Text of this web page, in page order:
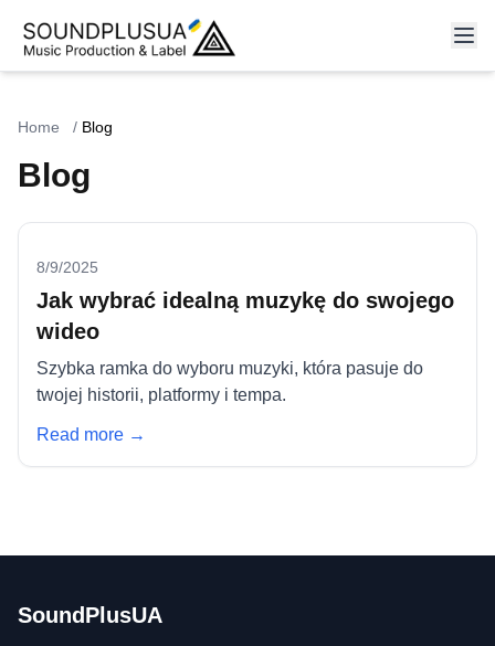
Home / Blog
Blog
8/9/2025
Jak wybrać idealną muzykę do swojego
wideo
Szybka ramka do wyboru muzyki, która pasuje do
twojej historii, platformy i tempa.
Read more →
SoundPlusUA